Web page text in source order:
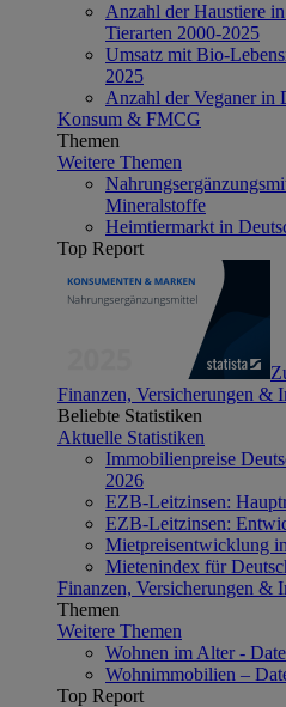
Anzahl der Haustiere
Tierarten 2000-2025
Umsatz mit Bio-
2025
Anzahl der Veganer in
Konsum & FMCG
Themen
Weitere Themen
Mineralstoffe
Heimtiermarkt in
Top Report
Finanzen, Versicherungen &
Beliebte Statistiken
Aktuelle Statistiken
Immobilienpreise
2026
EZB-Leitzinsen:
EZB-Leitzinsen:
Mietpreisentwicklung
Mietenindex für
Finanzen, Versicherungen &
Themen
Weitere Themen
Wohnen im Alter -
Wohnimmobilien –
Top Report